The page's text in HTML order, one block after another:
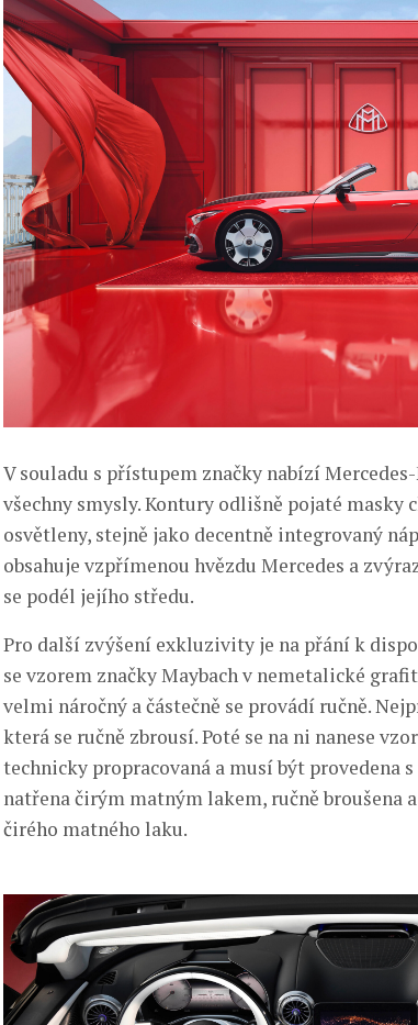
V souladu s přístupem značky nabízí
všechny smysly. Kontury odlišně pojaté masky
osvětleny, stejně jako decentně integrovaný
obsahuje vzpřímenou hvězdu Mercedes a
se podél jejího středu.
Pro další zvýšení exkluzivity je na přání k
se vzorem značky Maybach v nemetalické
velmi náročný a částečně se provádí ručně.
která se ručně zbrousí. Poté se na ni nanese
technicky propracovaná a musí být provedena
natřena čirým matným lakem, ručně broušena
čirého matného laku.